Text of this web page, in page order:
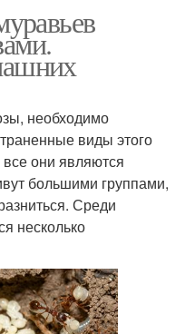
необходимо
виды этого
они являются
большими группами,
Среди
несколько